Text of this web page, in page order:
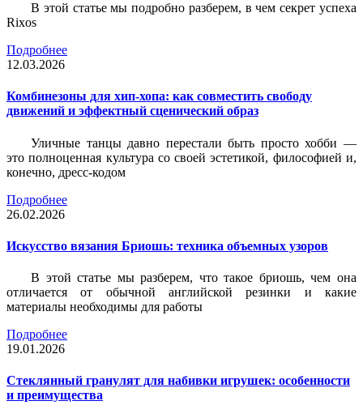
В этой статье мы подробно разберем, в чем секрет успеха
Rixos
Подробнее
12.03.2026
Комбинезоны для хип-хопа: как совместить свободу
движений и эффектный сценический образ
Уличные танцы давно перестали быть просто хобби —
это полноценная культура со своей эстетикой, философией и,
конечно, дресс-кодом
Подробнее
26.02.2026
Искусство вязания Бриошь: техника объемных узоров
В этой статье мы разберем, что такое бриошь, чем она
отличается от обычной английской резинки и какие
материалы необходимы для работы
Подробнее
19.01.2026
Стеклянный гранулят для набивки игрушек: особенности
и преимущества